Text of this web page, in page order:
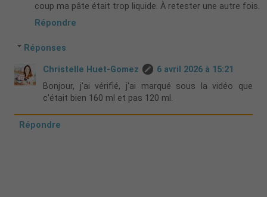
coup ma pâte était trop liquide. À retester une autre fois.
Répondre
Réponses
Christelle Huet-Gomez
6 avril 2026 à 15:21
Bonjour, j'ai vérifié, j'ai marqué sous la vidéo que
c'était bien 160 ml et pas 120 ml.
Répondre